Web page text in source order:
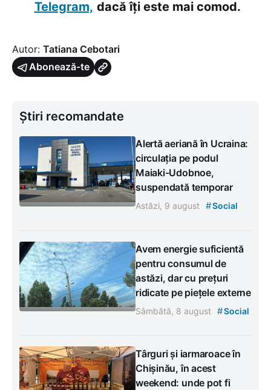
Telegram, dacă îți este mai comod.
Autor: Tatiana Cebotari
Abonează-te
Știri recomandate
Alertă aeriană în Ucraina:
circulația pe podul
Maiaki-Udobnoe,
suspendată temporar
Astăzi, 9 august #Social
Avem energie suficientă
pentru consumul de
astăzi, dar cu prețuri
ridicate pe piețele externe
Sâmbătă, 8 august #Social
Târguri și iarmaroace în
Chișinău, în acest
weekend: unde pot fi